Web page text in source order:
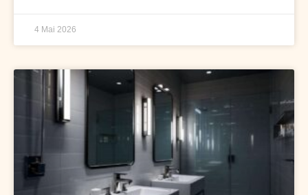
4 Mai 2026